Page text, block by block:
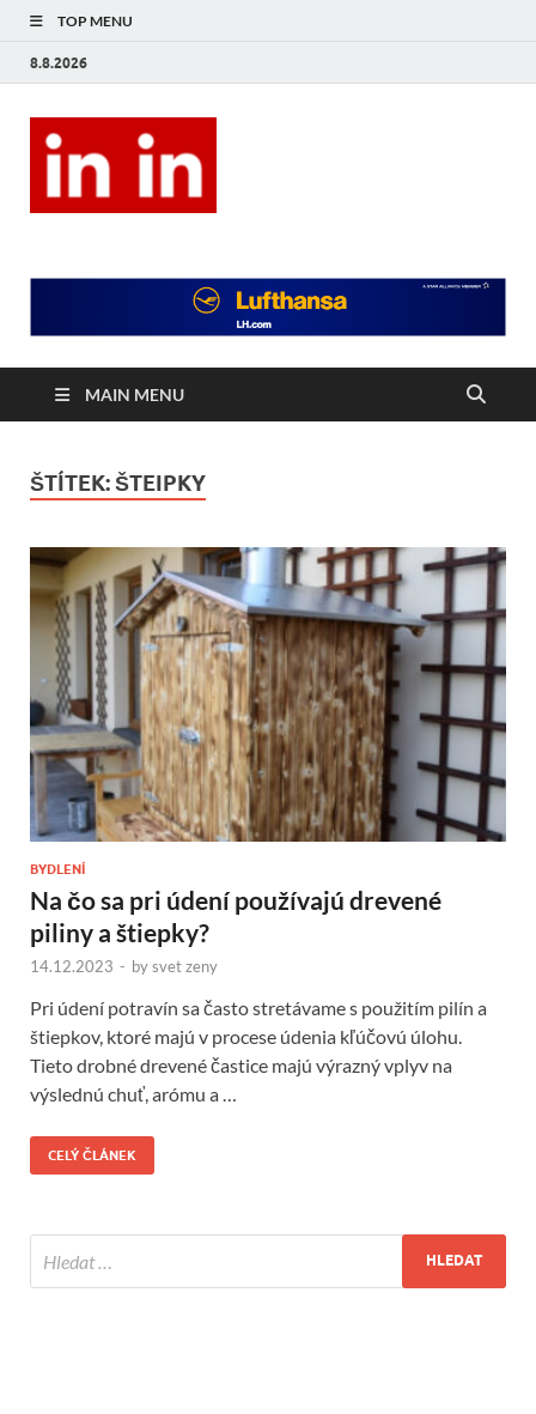
TOP MENU
8.8.2026
MAIN MENU
ŠTÍTEK:ŠTEIPKY
BYDLENÍ
Na čo sa pri údení používajú drevené
piliny a štiepky?
14.12.2023 - bysvet zeny
Pri údení potravín sa často stretávame s použitím pilín a
štiepkov, ktoré majú v procese údenia kľúčovú úlohu.
Tieto drobné drevené častice majú výrazný vplyv na
výslednú chuť, arómu a …
CELÝ ČLÁNEK